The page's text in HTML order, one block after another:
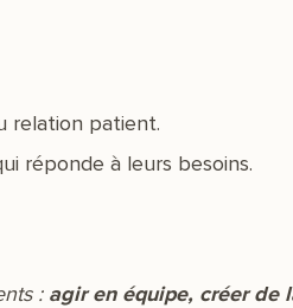
relation patient.
réponde à leurs besoins.
: agir en équipe, créer de